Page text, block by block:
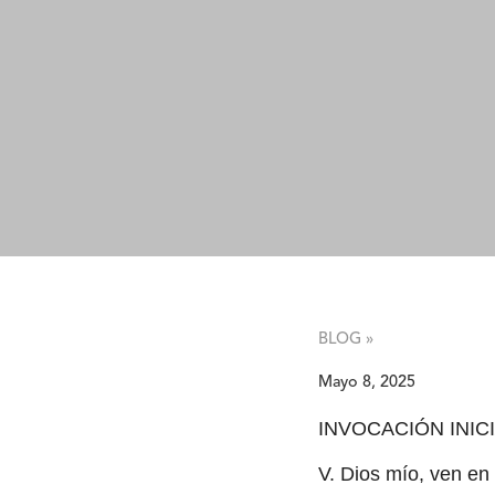
BLOG »
Mayo 8, 2025
INVOCACIÓN
V. Dios mío, ven